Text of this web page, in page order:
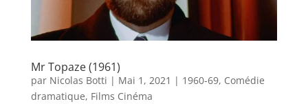
Mr Topaze (1961)
par Nicolas Botti | Mai 1, 2021 | 1960-69, Comédie
dramatique, Films Cinéma